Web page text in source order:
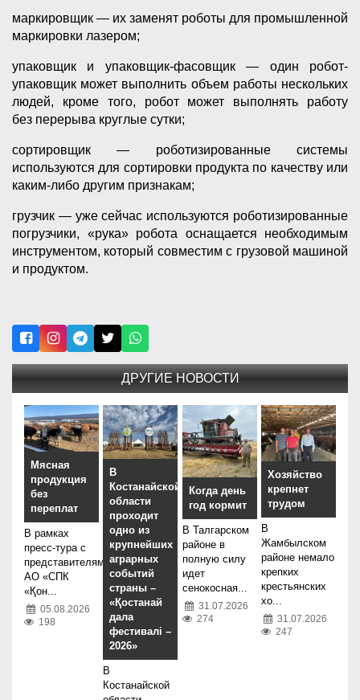
маркировщик — их заменят роботы для промышленной
маркировки лазером;
упаковщик и упаковщик-фасовщик — один робот-
упаковщик может выполнить объем работы нескольких
людей, кроме того, робот может выполнять работу
без перерыва круглые сутки;
сортировщик — роботизированные системы
используются для сортировки продукта по качеству или
каким-либо другим признакам;
грузчик — уже сейчас используются роботизированные
погрузчики, «рука» робота оснащается необходимым
инструментом, который совместим с грузовой машиной
и продуктом.
ДРУГИЕ НОВОСТИ
Мясная
продукция
без
переплат
В рамках
пресс-тура с
представителями
АО «СПК
«Қон...
05.08.2026
198
В
Костанайской
области
проходит
одно из
крупнейших
аграрных
событий
страны –
«Қостанай
дала
фестивалі –
2026»
В
Костанайской
Когда день
год кормит
В Талгарском
районе в
полную силу
идет
сенокосная...
31.07.2026
274
Хозяйство
крепнет
трудом
В
Жамбылском
районе немало
крепких
крестьянских
хо...
31.07.2026
247